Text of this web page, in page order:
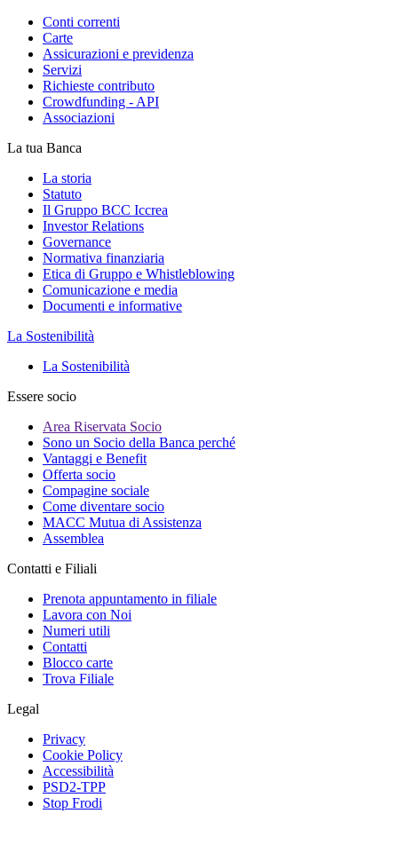
Conti correnti
Carte
Assicurazioni e previdenza
Servizi
Richieste contributo
Crowdfunding - API
Associazioni
La tua Banca
La storia
Statuto
Il Gruppo BCC Iccrea
Investor Relations
Governance
Normativa finanziaria
Etica di Gruppo e Whistleblowing
Comunicazione e media
Documenti e informative
La Sostenibilità
La Sostenibilità
Essere socio
Area Riservata Socio
Sono un Socio della Banca perché
Vantaggi e Benefit
Offerta socio
Compagine sociale
Come diventare socio
MACC Mutua di Assistenza
Assemblea
Contatti e Filiali
Prenota appuntamento in filiale
Lavora con Noi
Numeri utili
Contatti
Blocco carte
Trova Filiale
Legal
Privacy
Cookie Policy
Accessibilità
PSD2-TPP
Stop Frodi